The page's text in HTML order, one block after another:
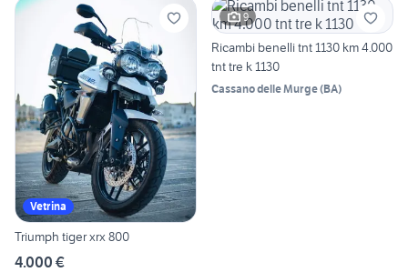
Vetrina
Triumph tiger xrx 800
4.000 €
9
Ricambi benelli tnt 1130 km 4.000
tnt tre k 1130
Cassano delle Murge(BA)